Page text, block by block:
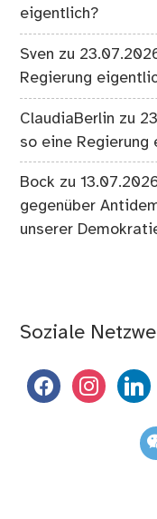
eigentlich?
Sven zu
Regierung
ClaudiaBerlin zu
so eine
Bock zu
gegenüber
unserer
Soziale
facebookinstagram